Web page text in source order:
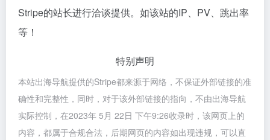
Stripe的站长进行洽谈提供。如该站的IP、PV、跳出率
等！
特别声明
本站出海导航提供的Stripe都来源于网络，不保证外部链接的准
确性和完整性，同时，对于该外部链接的指向，不由出海导航
实际控制，在2023年 5月 22日 下午9:26收录时，该网页上的
内容，都属于合规合法，后期网页的内容如出现违规，可以直